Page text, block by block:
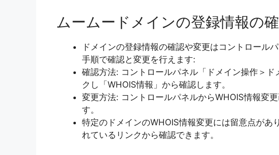
ムームードメインの登録情報の
ドメインの登録情報の確認や変更はコントロール
手順で確認と変更を行えます:
確認方法: コントロールパネル「ドメイン操作＞
クし「WHOIS情報」から確認します。
変更方法: コントロールパネルからWHOIS情報変
す。
特定のドメインのWHOIS情報変更には留意点があ
れているリンクから確認できます。